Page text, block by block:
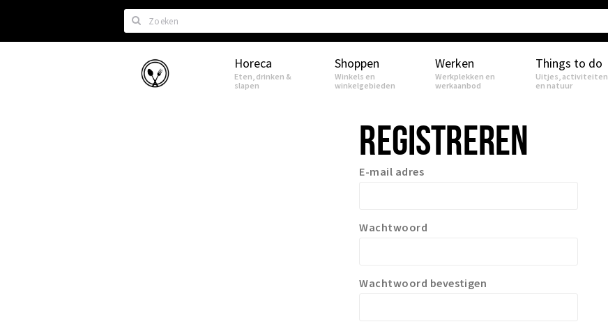
Zoeken
Eindhoven Horeca
Eten, drinken &
slapen
Shoppen
Winkels en
winkelgebieden
Werken
Werkplekken en
werkaanbod
Things to do
Uitjes, activiteiten
en natuur
REGISTREREN
E-mail adres
Wachtwoord
Wachtwoord bevestigen